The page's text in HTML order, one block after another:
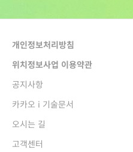
개인정보처리방침
위치정보사업 이용약관
공지사항
카카오 i 기술문서
오시는 길
고객센터